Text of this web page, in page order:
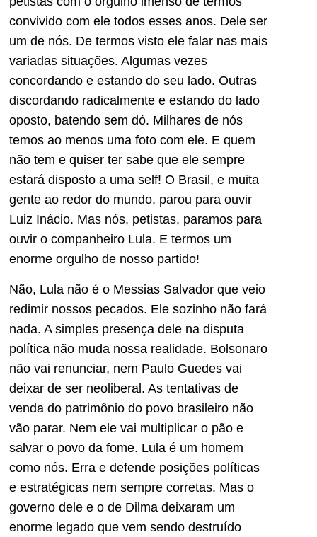
convivido com ele todos esses anos. Dele ser
um de nós. De termos visto ele falar nas mais
variadas situações. Algumas vezes
concordando e estando do seu lado. Outras
discordando radicalmente e estando do lado
oposto, batendo sem dó. Milhares de nós
temos ao menos uma foto com ele. E quem
não tem e quiser ter sabe que ele sempre
estará disposto a uma self! O Brasil, e muita
gente ao redor do mundo, parou para ouvir
Luiz Inácio. Mas nós, petistas, paramos para
ouvir o companheiro Lula. E termos um
enorme orgulho de nosso partido!
Não, Lula não é o Messias Salvador que veio
redimir nossos pecados. Ele sozinho não fará
nada. A simples presença dele na disputa
política não muda nossa realidade. Bolsonaro
não vai renunciar, nem Paulo Guedes vai
deixar de ser neoliberal. As tentativas de
venda do patrimônio do povo brasileiro não
vão parar. Nem ele vai multiplicar o pão e
salvar o povo da fome. Lula é um homem
como nós. Erra e defende posições políticas
e estratégicas nem sempre corretas. Mas o
governo dele e o de Dilma deixaram um
enorme legado que vem sendo destruído